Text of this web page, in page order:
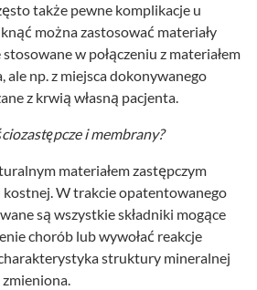
także pewne komplikacje u
można zastosować materiały
w połączeniu z materiałem
ale np. z miejsca dokonywanego
z krwią własną pacjenta.
i membrany?
materiałem zastępczym
kostnej. W trakcie opatentowanego
są wszystkie składniki mogące
chorób lub wywołać reakcje
struktury mineralnej